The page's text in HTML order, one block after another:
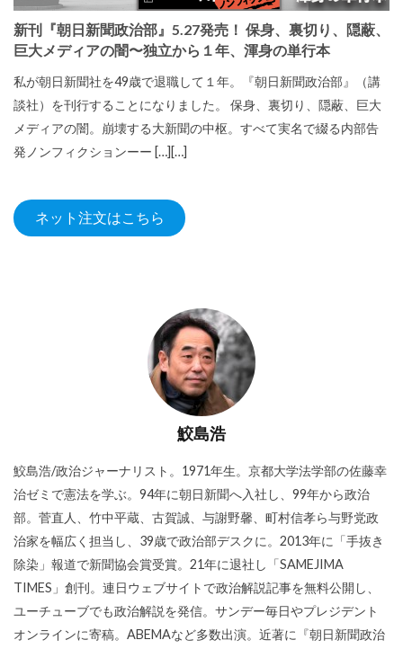
新刊『朝日新聞政治部』5.27発売！ 保身、裏切り、隠蔽、
巨大メディアの闇〜独立から１年、渾身の単行本
私が朝日新聞社を49歳で退職して１年。『朝日新聞政治部』（講
談社）を刊行することになりました。 保身、裏切り、隠蔽、巨大
メディアの闇。崩壊する大新聞の中枢。すべて実名で綴る内部告
発ノンフィクションーー […][…]
ネット注文はこちら
鮫島浩
鮫島浩/政治ジャーナリスト。1971年生。京都大学法学部の佐藤幸
治ゼミで憲法を学ぶ。94年に朝日新聞へ入社し、99年から政治
部。菅直人、竹中平蔵、古賀誠、与謝野馨、町村信孝ら与野党政
治家を幅広く担当し、39歳で政治部デスクに。2013年に「手抜き
除染」報道で新聞協会賞受賞。21年に退社し「SAMEJIMA
TIMES」創刊。連日ウェブサイトで政治解説記事を無料公開し、
ユーチューブでも政治解説を発信。サンデー毎日やプレジデント
オンラインに寄稿。ABEMAなど多数出演。近著に『朝日新聞政治